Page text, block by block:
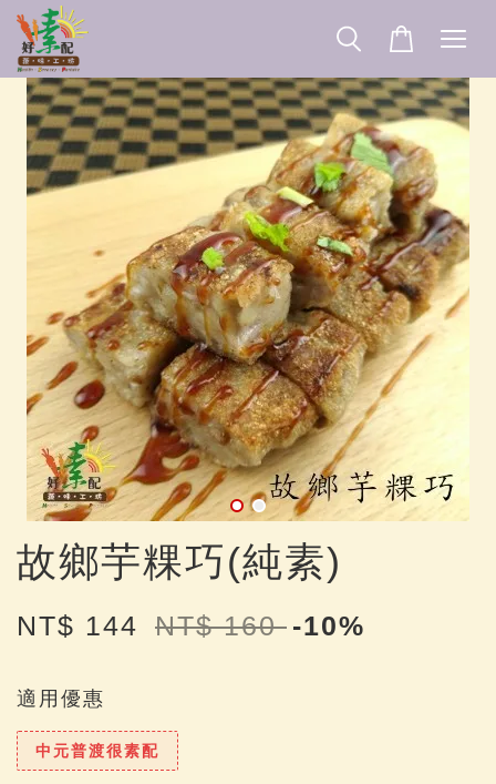
故鄉芋粿巧(純素)
NT$ 144 NT$ 160 -10%
適用優惠
中元普渡很素配